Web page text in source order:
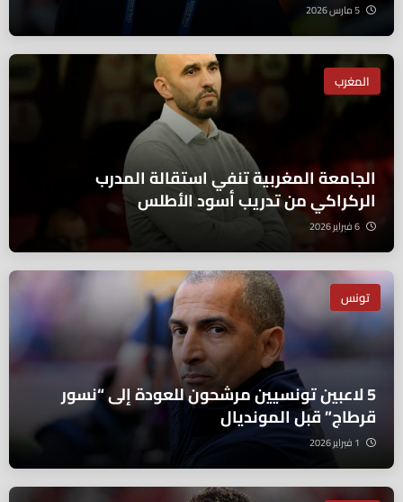
المغرب
الجامعة المغربية تنفي استقالة المدرب
الركراكي من تدريب أسود الأطلس
تونس
5 لاعبين تونسيين مرشحون للعودة إلى “نسور
قرطاج” قبل المونديال